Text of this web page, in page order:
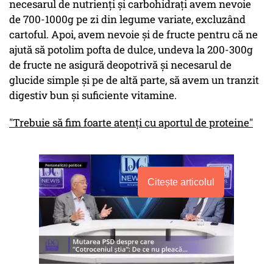
necesarul de nutrienți și carbohidrați avem nevoie
de 700-1000g pe zi din legume variate, excluzând
cartoful. Apoi, avem nevoie și de fructe pentru că ne
ajută să potolim pofta de dulce, undeva la 200-300g
de fructe ne asigură deopotrivă și necesarul de
glucide simple și pe de altă parte, să avem un tranzit
digestiv bun și suficiente vitamine.
"Trebuie să fim foarte atenți cu aportul de proteine"
Citește articolul